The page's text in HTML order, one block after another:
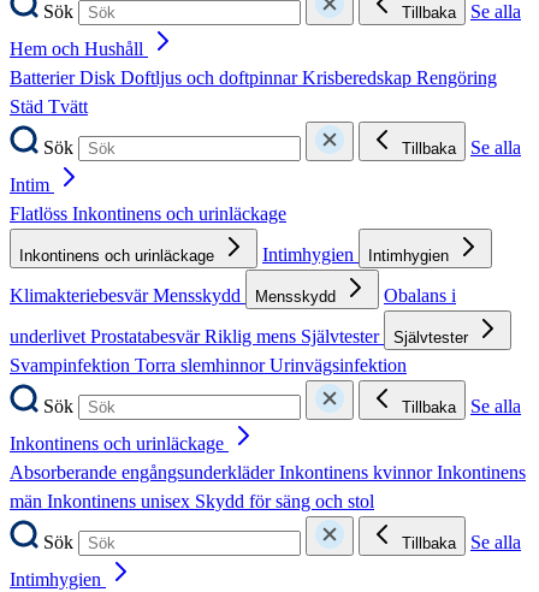
Sök
Tillbaka
Se alla
Hem och Hushåll
BatterierDisk Doftljus och doftpinnarKrisberedskap Rengöring
Städ Tvätt
Sök
Tillbaka
Se alla
Intim
Flatlöss Inkontinens och urinläckage
Inkontinens och urinläckage Intimhygien Intimhygien
KlimakteriebesvärMensskydd Mensskydd
Obalans i
underlivetProstatabesvärRiklig mens Självtester Självtester
Svampinfektion Torra slemhinnorUrinvägsinfektion
Sök
Tillbaka
Se alla
Inkontinens och urinläckage
Absorberande engångsunderkläderInkontinens kvinnorInkontinens
män Inkontinens unisex Skydd för säng och stol
Sök
Tillbaka
Se alla
Intimhygien